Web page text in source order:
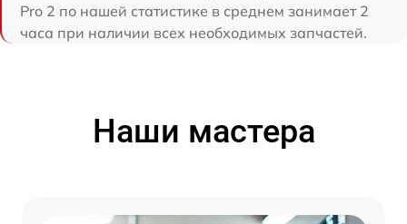
Pro 2 по нашей статистике в среднем занимает 2
часа при наличии всех необходимых запчастей.
Наши мастера